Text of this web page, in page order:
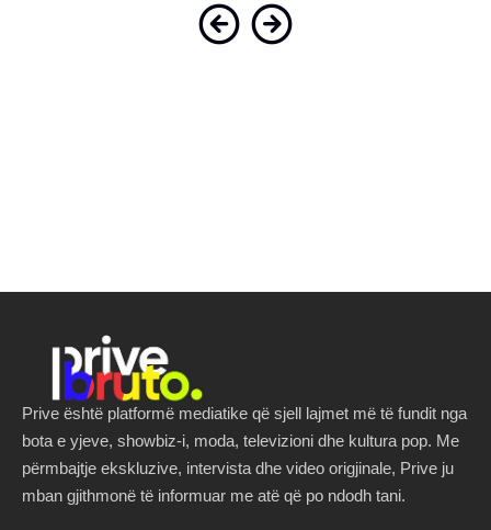
Prive është platformë mediatike që sjell lajmet më të fundit nga
bota e yjeve, showbiz-i, moda, televizioni dhe kultura pop. Me
përmbajtje ekskluzive, intervista dhe video origjinale, Prive ju
mban gjithmonë të informuar me atë që po ndodh tani.